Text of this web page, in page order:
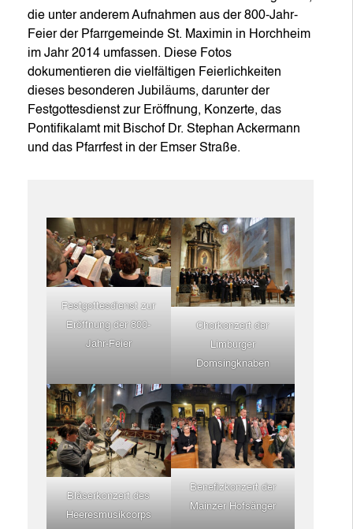
die unter anderem Aufnahmen aus der 800-Jahr-
Feier der Pfarrgemeinde St. Maximin in Horchheim
im Jahr 2014 umfassen. Diese Fotos
dokumentieren die vielfältigen Feierlichkeiten
dieses besonderen Jubiläums, darunter der
Festgottesdienst zur Eröffnung, Konzerte, das
Pontifikalamt mit Bischof Dr. Stephan Ackermann
und das Pfarrfest in der Emser Straße.
Festgottesdienst zur
Eröffnung der 800-
Jahr-Feier
Chorkonzert der
Limburger
Domsingknaben
Bläserkonzert des
Heeresmusikcorps
Benefizkonzert der
Mainzer Hofsänger